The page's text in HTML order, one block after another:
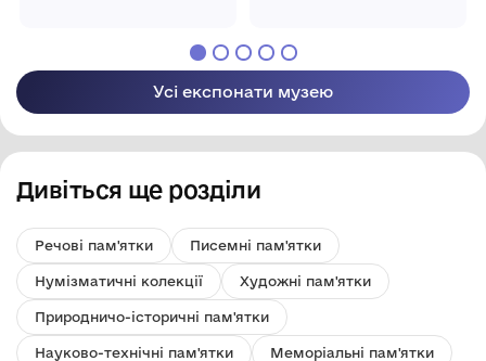
Бахмацької міської
Яременка"
Бахмацької міської
ради
Усі експонати музею
Дивіться ще розділи
Речові пам'ятки Писемні пам'ятки
Нумізматичні колекції Художні пам'ятки
Природничо-історичні пам'ятки
Науково-технічні пам'ятки Меморіальні пам'ятки